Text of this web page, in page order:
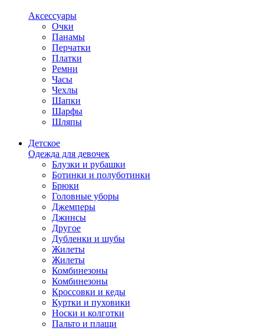
Аксессуары
Очки
Панамы
Перчатки
Платки
Ремни
Часы
Чехлы
Шапки
Шарфы
Шляпы
Детское
Одежда для девочек
Блузки и рубашки
Ботинки и полуботинки
Брюки
Головные уборы
Джемперы
Джинсы
Другое
Дубленки и шубы
Жилеты
Жилеты
Комбинезоны
Комбинезоны
Кроссовки и кеды
Куртки и пуховики
Носки и колготки
Пальто и плащи